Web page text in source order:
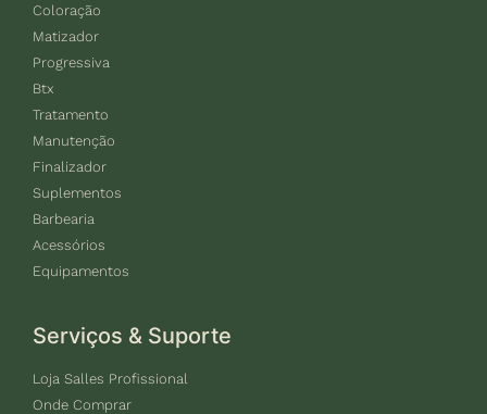
Coloração
Matizador
Progressiva
Btx
Tratamento
Manutenção
Finalizador
Suplementos
Barbearia
Acessórios
Equipamentos
Serviços & Suporte
Loja Salles Profissional
Onde Comprar